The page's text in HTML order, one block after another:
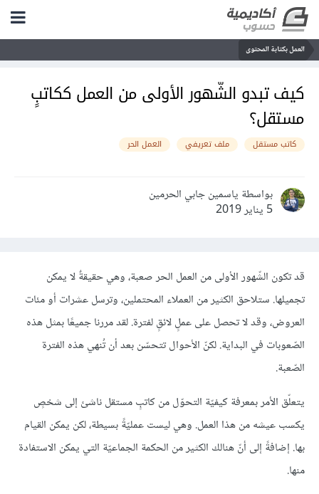
العمل بكتابة المحتوى
كيف تبدو الشّهور الأولى من العمل ككاتبٍ
مستقل؟
كاتب مستقل ملف تعريفي العمل الحر
بواسطة ياسمين جابي الحرمين
5 يناير 2019
قد تكون الشّهور الأولى من العمل الحر صعبة، وهي حقيقةٌ لا يمكن
تجميلها. ستلاحق الكثير من العملاء المحتملين، وترسل عشرات أو مئات
العروض، وقد لا تحصل على عملٍ لائقٍ لفترة. لقد مررنا جميعًا بمثل هذه
الصّعوبات في البداية. لكنّ الأحوال تتحسّن بعد أن تُنهي هذه الفترة
الصّعبة.
يتعلّق الأمر بمعرفة كيفيّة التحوّل من كاتبٍ مستقل ناشئ إلى شخصٍ
يكسب عيشه من هذا العمل. وهي ليست عمليّةً بسيطة، لكن يمكن القيام
بها. إضافةً إلى أنّ هنالك الكثير من الحكمة الجماعيّة التي يمكن الاستفادة
منها.